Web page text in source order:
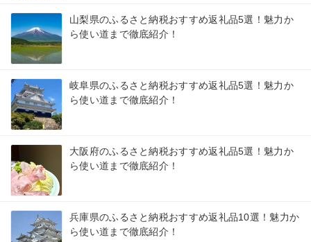
山梨県のふるさと納税おすすめ返礼品5選！魅力か
ら使い道まで徹底紹介！
岐阜県のふるさと納税おすすめ返礼品5選！魅力か
ら使い道まで徹底紹介！
大阪府のふるさと納税おすすめ返礼品5選！魅力か
ら使い道まで徹底紹介！
兵庫県のふるさと納税おすすめ返礼品10選！魅力か
ら使い道まで徹底紹介！